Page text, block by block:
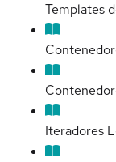
Templates
Iteradores